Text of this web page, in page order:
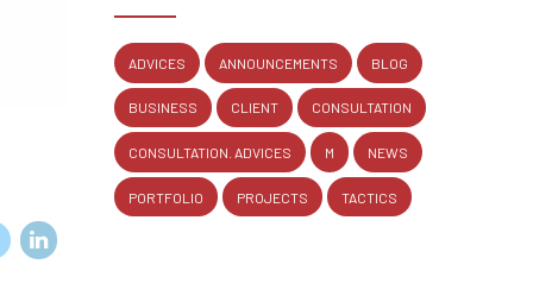
ADVICES ANNOUNCEMENTS BLOG
BUSINESS CLIENT CONSULTATION
CONSULTATION. ADVICES M NEWS
PORTFOLIO PROJECTS TACTICS